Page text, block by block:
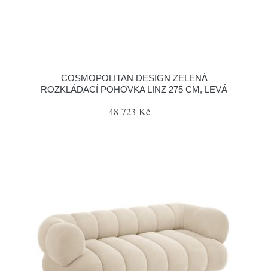
COSMOPOLITAN DESIGN ZELENÁ
ROZKLÁDACÍ POHOVKA LINZ 275 CM, LEVÁ
48 723 Kč